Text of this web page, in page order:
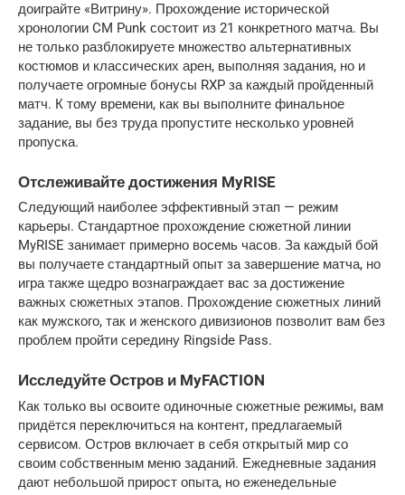
доиграйте «Витрину». Прохождение исторической
хронологии CM Punk состоит из 21 конкретного матча. Вы
не только разблокируете множество альтернативных
костюмов и классических арен, выполняя задания, но и
получаете огромные бонусы RXP за каждый пройденный
матч. К тому времени, как вы выполните финальное
задание, вы без труда пропустите несколько уровней
пропуска.
Отслеживайте достижения MyRISE
Следующий наиболее эффективный этап — режим
карьеры. Стандартное прохождение сюжетной линии
MyRISE занимает примерно восемь часов. За каждый бой
вы получаете стандартный опыт за завершение матча, но
игра также щедро вознаграждает вас за достижение
важных сюжетных этапов. Прохождение сюжетных линий
как мужского, так и женского дивизионов позволит вам без
проблем пройти середину Ringside Pass.
Исследуйте Остров и MyFACTION
Как только вы освоите одиночные сюжетные режимы, вам
придётся переключиться на контент, предлагаемый
сервисом. Остров включает в себя открытый мир со
своим собственным меню заданий. Ежедневные задания
дают небольшой прирост опыта, но еженедельные